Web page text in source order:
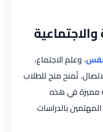
، وعلم الاجتماع،
تُمنح منح للطلاب
مميزة في هذه
بالدراسات